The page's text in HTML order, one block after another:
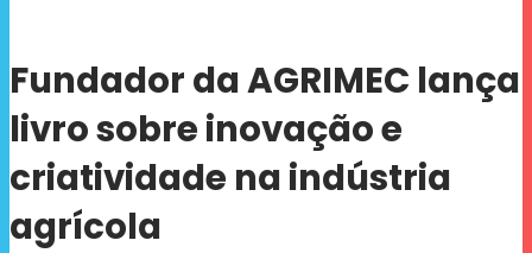
Fundador da AGRIMEC lança
livro sobre inovação e
criatividade na indústria
agrícola